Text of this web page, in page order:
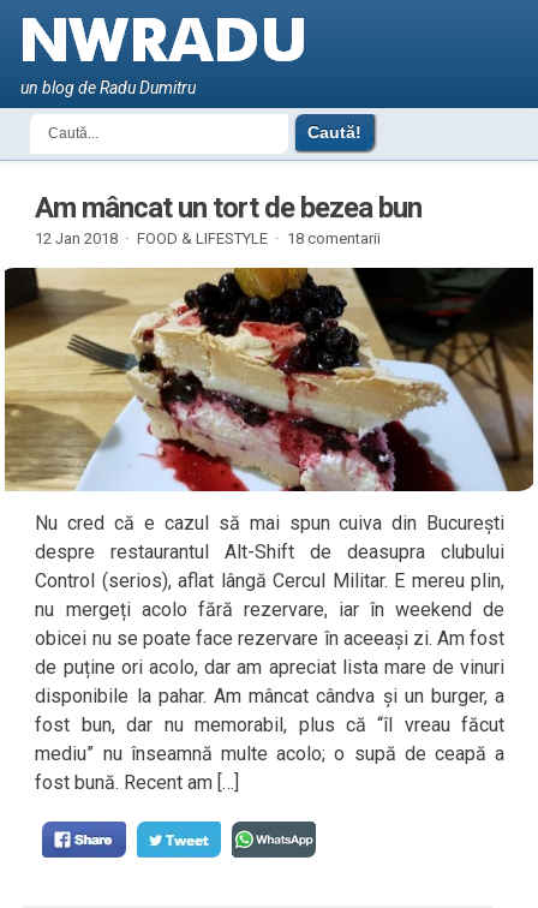
un blog de Radu Dumitru
Am mâncat un tort de bezea bun
12 Jan 2018 · FOOD & LIFESTYLE · 18 comentarii
Nu cred că e cazul să mai spun cuiva din București
despre restaurantul Alt-Shift de deasupra clubului
Control (serios), aflat lângă Cercul Militar. E mereu plin,
nu mergeți acolo fără rezervare, iar în weekend de
obicei nu se poate face rezervare în aceeași zi. Am fost
de puține ori acolo, dar am apreciat lista mare de vinuri
disponibile la pahar. Am mâncat cândva și un burger, a
fost bun, dar nu memorabil, plus că “îl vreau făcut
mediu” nu înseamnă multe acolo; o supă de ceapă a
fost bună. Recent am […]